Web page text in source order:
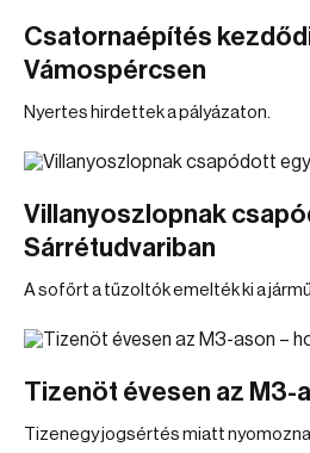
Csatornaépítés
Vámospércsen
Nyertes hirdettek a pályázaton.
Villanyoszlopnak
Sárrétudvariban
A sofőrt a tűzoltók emelték ki a
Tizenöt évesen az M3-
Tizenegy jogsértés miatt